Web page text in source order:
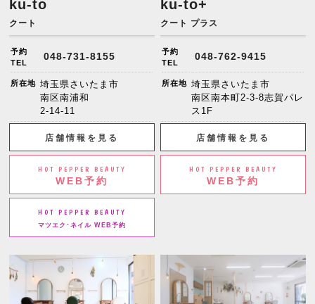
ku-to
クート
予約
TEL
048-731-8155
所在地 埼玉県さいたま市
南区南浦和
2-14-11
店舗情報を見る
HOT PEPPER BEAUTY
WEB予約
HOT PEPPER BEAUTY
マツエク･ネイル WEB予約
ku-to+
クート プラス
予約
TEL
048-762-9415
所在地 埼玉県さいたま市
南区南本町2-3-8志賀パレ
ス1F
店舗情報を見る
HOT PEPPER BEAUTY
WEB予約